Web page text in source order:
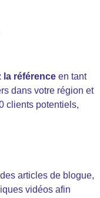
la référence en tant
dans votre région et
clients potentiels,
articles de blogue,
vidéos afin